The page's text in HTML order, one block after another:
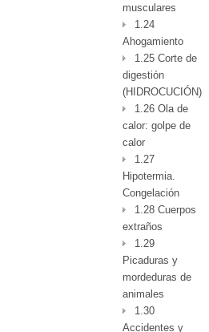
musculares
1.24
Ahogamiento
1.25 Corte de
digestión
(HIDROCUCIÓN)
1.26 Ola de
calor: golpe de
calor
1.27
Hipotermia.
Congelación
1.28 Cuerpos
extraños
1.29
Picaduras y
mordeduras de
animales
1.30
Accidentes y